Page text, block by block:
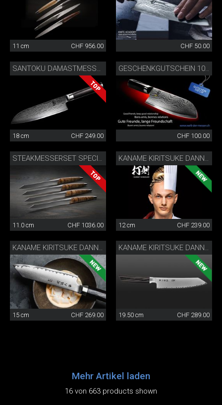
11 cm CHF 956.00 CHF 50.00
SANTOKU DAMASTMESSER
18 cm CHF 249.00
GESCHENKGUTSCHEIN 100 CHF
CHF 100.00
11.0 cm CHF 1036.00 12 cm CHF 239.00
KANAME KIRITSUKE DANNY KHEZZAR 15 CM
15 cm CHF 269.00
KANAME KIRITSUKE DANNY KHEZZAR 19.5 CM
19.50 cm CHF 289.00
Mehr Artikel laden
16 von 663 products shown